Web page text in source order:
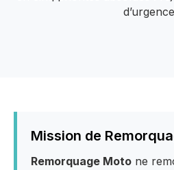
Mission de
Remorquage Moto ne